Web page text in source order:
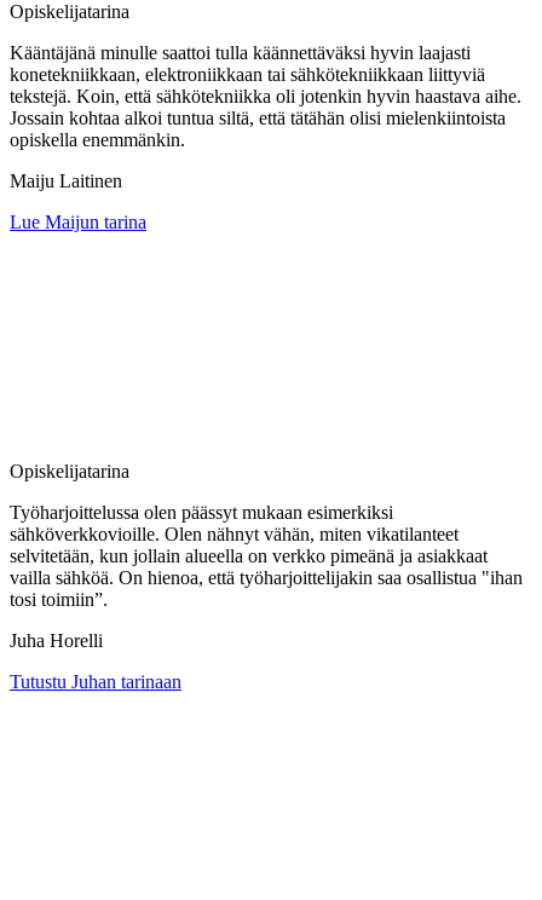
Opiskelijatarina
Kääntäjänä minulle saattoi tulla käännettäväksi hyvin laajasti
konetekniikkaan, elektroniikkaan tai sähkötekniikkaan liittyviä
tekstejä. Koin, että sähkötekniikka oli jotenkin hyvin haastava aihe.
Jossain kohtaa alkoi tuntua siltä, että tätähän olisi mielenkiintoista
opiskella enemmänkin.
Maiju Laitinen
Lue Maijun tarina
Opiskelijatarina
Työharjoittelussa olen päässyt mukaan esimerkiksi
sähköverkkovioille. Olen nähnyt vähän, miten vikatilanteet
selvitetään, kun jollain alueella on verkko pimeänä ja asiakkaat
vailla sähköä. On hienoa, että työharjoittelijakin saa osallistua "ihan
tosi toimiin”.
Juha Horelli
Tutustu Juhan tarinaan